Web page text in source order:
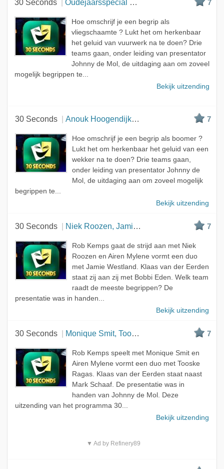
A - Z
30 Seconds Oudejaarsspecial met Maria Tailor, Victor Brand e... 7
Hoe omschrijf je een begrip als
vliegschaamte ? Lukt het om herkenbaar
het geluid van vuurwerk na te doen? Drie
teams gaan, onder leiding van presentator
Johnny de Mol, de uitdaging aan om zoveel
mogelijk begrippen te...
Bekijk uitzending
30 Seconds Anouk Hoogendijk, Giel de Winter en Rolf Sanchez 7
Hoe omschrijf je een begrip als boomer ?
Lukt het om herkenbaar het geluid van een
wekker na te doen? Drie teams gaan,
onder leiding van presentator Johnny de
Mol, de uitdaging aan om zoveel mogelijk
begrippen te...
Bekijk uitzending
30 Seconds Niek Roozen, Jamie Westland en Bobbi Eden 7
Rob Kemps gaat de strijd aan met Niek
Roozen en Airen Mylene vormt een duo
met Jamie Westland. Klaas van der Eerden
staat zij aan zij met Bobbi Eden. Welk team
raadt de meeste begrippen? De
presentatie was in handen...
Bekijk uitzending
30 Seconds Monique Smit, Tooske Ragas en Mark Schaaf 7
Rob Kemps speelt met Monique Smit en
Airen Mylene vormt een duo met Tooske
Ragas. Klaas van der Eerden staat naast
Mark Schaaf. De presentatie was in
handen van Johnny de Mol. Deze
uitzending van het programma 30...
Bekijk uitzending
▼ Ad by Refinery89